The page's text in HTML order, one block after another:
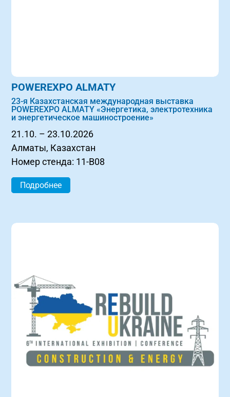
POWEREXPO ALMATY
23-я Казахстанская международная выставка
POWEREXPO ALMATY «Энергетика, электротехника
и энергетическое машиностроение»
21.10. – 23.10.2026
Алматы, Казахстан
Номер стенда: 11-B08
Подробнее